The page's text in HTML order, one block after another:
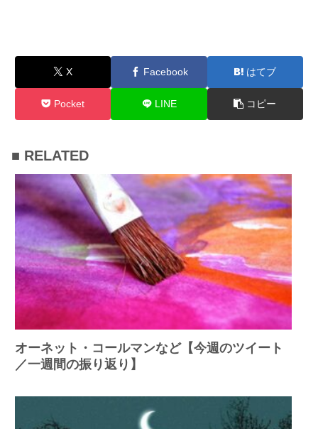
X Facebook はてブ
Pocket LINE コピー
■ RELATED
オーネット・コールマンなど【今週のツイート
／一週間の振り返り】